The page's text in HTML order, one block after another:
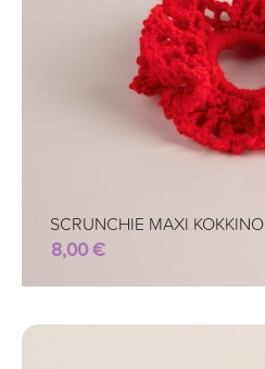
SCRUNCHIE MAXI KOKKINO
8,00€